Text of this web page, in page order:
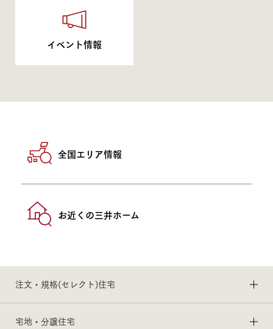
イベント情報
全国エリア情報
お近くの三井ホーム
注文・規格(セレクト)住宅
宅地・分譲住宅